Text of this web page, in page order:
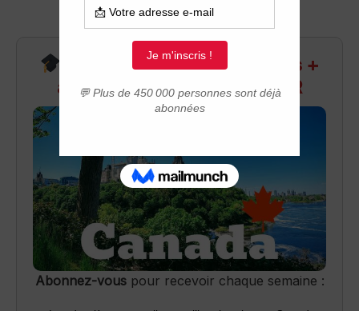
Recevez infos exclusives +
accès aux webinaires Q&R
Abonnez-vouspour recevoir chaque semaine :